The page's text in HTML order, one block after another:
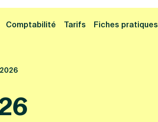
votre démarche Fermer la bannière
Comptabilité Tarifs Fiches pratiques